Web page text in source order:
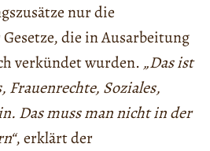
nur die
die in Ausarbeitung
verkündet wurden. „Das ist
Frauenrechte, Soziales,
Das muss man nicht in der
, erklärt der